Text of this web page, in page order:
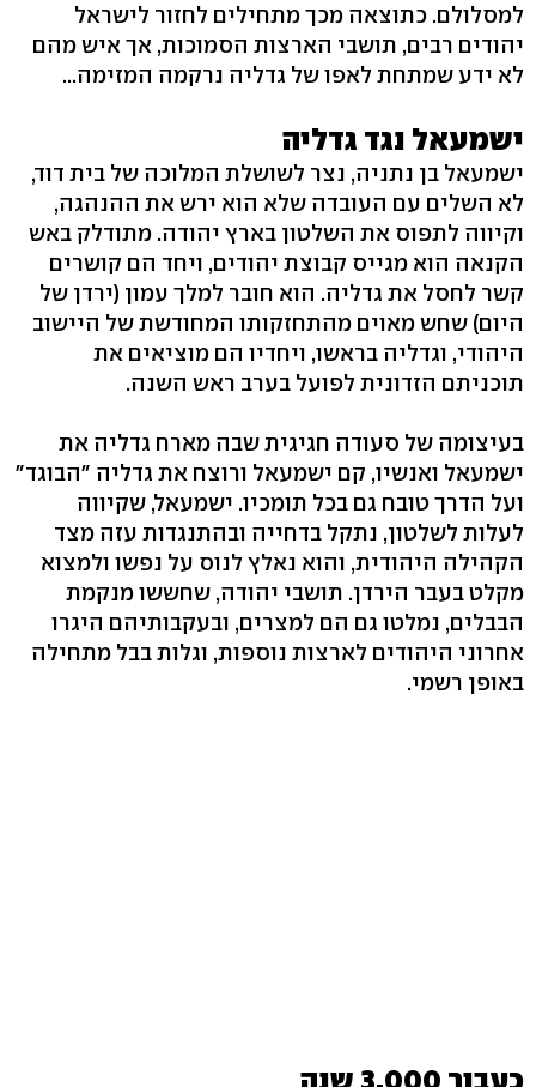
למסלולם. כתוצאה מכך מתחילים לחזור לישראל
יהודים רבים, תושבי הארצות הסמוכות, אך איש מהם
לא ידע שמתחת לאפו של גדליה נרקמה המזימה...
ישמעאל נגד גדליה
ישמעאל בן נתניה, נצר לשושלת המלוכה של בית דוד,
לא השלים עם העובדה שלא הוא ירש את ההנהגה,
וקיווה לתפוס את השלטון בארץ יהודה. מתודלק באש
הקנאה הוא מגייס קבוצת יהודים, ויחד הם קושרים
קשר לחסל את גדליה. הוא חובר למלך עמון (ירדן של
היום) שחש מאוים מהתחזקותו המחודשת של היישוב
היהודי, וגדליה בראשו, ויחדיו הם מוציאים את
תוכניתם הזדונית לפועל בערב ראש השנה.
בעיצומה של סעודה חגיגית שבה מארח גדליה את
ישמעאל ואנשיו, קם ישמעאל ורוצח את גדליה "הבוגד"
ועל הדרך טובח גם בכל תומכיו. ישמעאל, שקיווה
לעלות לשלטון, נתקל בדחייה ובהתנגדות עזה מצד
הקהילה היהודית, והוא נאלץ לנוס על נפשו ולמצוא
מקלט בעבר הירדן. תושבי יהודה, שחששו מנקמת
הבבלים, נמלטו גם הם למצרים, ובעקבותיהם היגרו
אחרוני היהודים לארצות נוספות, וגלות בבל מתחילה
באופן רשמי.
כעבור 3,000 שנה